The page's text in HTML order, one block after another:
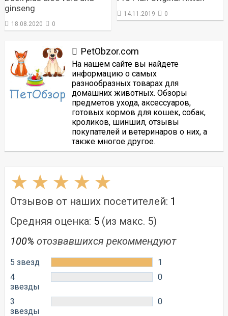
ginseng
18.08.2020 0
14.11.2019 0
PetObzor.com
На нашем сайте вы найдете
информацию о самых
разнообразных товарах для
домашних животных. Обзоры
предметов ухода, аксессуаров,
готовых кормов для кошек, собак,
кроликов, шиншил, отзывы
покупателей и ветеринаров о них, а
также многое другое.
Отзывов от наших посетителей: 1
Средняя оценка: 5(из макс. 5)
100% отозвавшихся рекоммендуют
5 звезд
1
4
звезды
0
3
звезды
0